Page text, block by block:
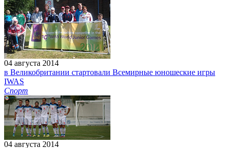
04 августа 2014
в Великобритании стартовали Всемирные юношеские игры
IWAS
Спорт
04 августа 2014